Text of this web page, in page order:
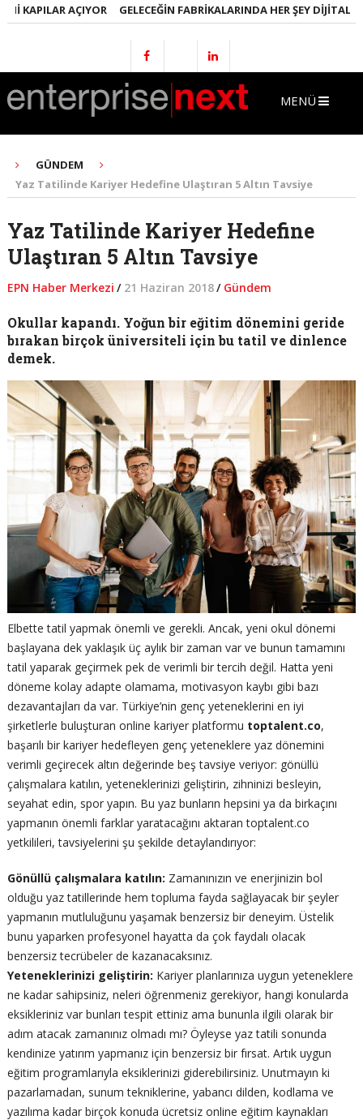
KAPILAR AÇIYOR GELECEĞIN FABRIKALARINDA HER ŞEY DIJITAL
MENÜ
GÜNDEM
Yaz Tatilinde Kariyer Hedefine Ulaştıran 5 Altın Tavsiye
Yaz Tatilinde Kariyer Hedefine
Ulaştıran 5 Altın Tavsiye
EPN Haber Merkezi / 21 Haziran 2018/ Gündem
Okullar kapandı. Yoğun bir eğitim dönemini geride
bırakan birçok üniversiteli için bu tatil ve dinlence
demek.
Elbette tatil yapmak önemli ve gerekli. Ancak, yeni okul dönemi
başlayana dek yaklaşık üç aylık bir zaman var ve bunun tamamını
tatil yaparak geçirmek pek de verimli bir tercih değil. Hatta yeni
döneme kolay adapte olamama, motivasyon kaybı gibi bazı
dezavantajları da var. Türkiye’nin genç yeteneklerini en iyi
şirketlerle buluşturan online kariyer platformu toptalent.co,
başarılı bir kariyer hedefleyen genç yeteneklere yaz dönemini
verimli geçirecek altın değerinde beş tavsiye veriyor: gönüllü
çalışmalara katılın, yeteneklerinizi geliştirin, zihninizi besleyin,
seyahat edin, spor yapın. Bu yaz bunların hepsini ya da birkaçını
yapmanın önemli farklar yaratacağını aktaran toptalent.co
yetkilileri, tavsiyelerini şu şekilde detaylandırıyor:
Gönüllü çalışmalara katılın: Zamanınızın ve enerjinizin bol
olduğu yaz tatillerinde hem topluma fayda sağlayacak bir şeyler
yapmanın mutluluğunu yaşamak benzersiz bir deneyim. Üstelik
bunu yaparken profesyonel hayatta da çok faydalı olacak
benzersiz tecrübeler de kazanacaksınız.
Yeteneklerinizi geliştirin: Kariyer planlarınıza uygun yeteneklere
ne kadar sahipsiniz, neleri öğrenmeniz gerekiyor, hangi konularda
eksikleriniz var bunları tespit ettiniz ama bununla ilgili olarak bir
adım atacak zamanınız olmadı mı? Öyleyse yaz tatili sonunda
kendinize yatırım yapmanız için benzersiz bir fırsat. Artık uygun
eğitim programlarıyla eksiklerinizi giderebilirsiniz. Unutmayın ki
pazarlamadan, sunum tekniklerine, yabancı dilden, kodlama ve
yazılıma kadar birçok konuda ücretsiz online eğitim kaynakları